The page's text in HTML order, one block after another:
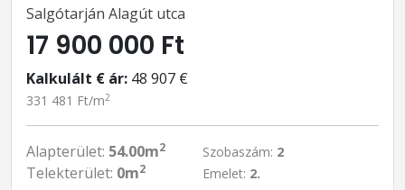
Salgótarján Alagút utca
17 900 000 Ft
Kalkulált € ár: 48 907 €
331 481 Ft/m2
Alapterület: 54.00m2
Telekterület: 0m2
Szobaszám: 2
Emelet: 2.